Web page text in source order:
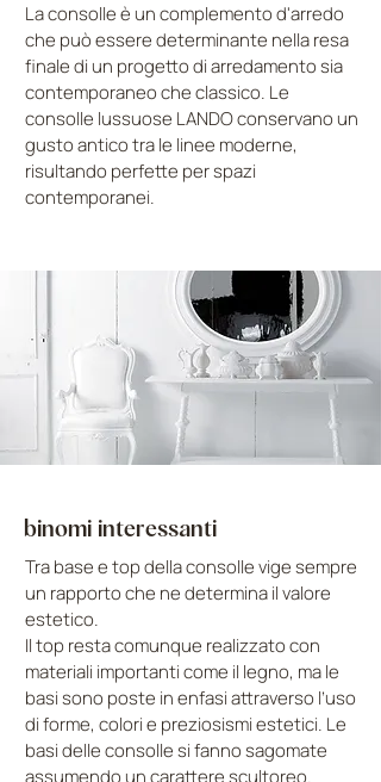
La consolle è un complemento d'arredo
che può essere determinante nella resa
finale di un progetto di arredamento sia
contemporaneo che classico. Le
consolle lussuose LANDO conservano un
gusto antico tra le linee moderne,
risultando perfette per spazi
contemporanei.
binomi interessanti
Tra base e top della consolle vige sempre
un rapporto che ne determina il valore
estetico.
Il top resta comunque realizzato con
materiali importanti come il legno, ma le
basi sono poste in enfasi attraverso l’uso
di forme, colori e preziosismi estetici. Le
basi delle consolle si fanno sagomate
assumendo un carattere scultoreo.